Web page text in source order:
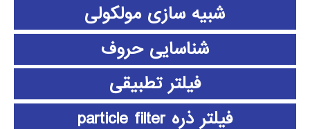
شبیه سازی مولکولی
شناسایی حروف
فیلتر تطبیقی
فیلتر ذره particle filter